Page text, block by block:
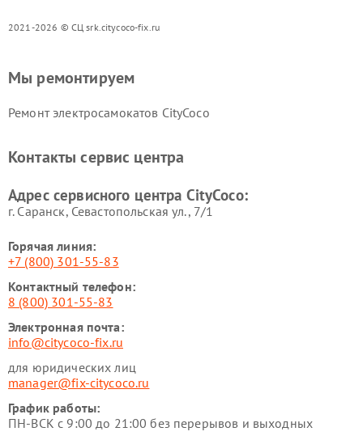
2021-2026 © СЦ srk.citycoco-fix.ru
Мы ремонтируем
Ремонт электросамокатов CityCoco
Контакты сервис центра
Адрес сервисного центра CityCoco:
г. Саранск, Севастопольская ул., 7/1
Горячая линия:
+7 (800) 301-55-83
Контактный телефон:
8 (800) 301-55-83
Электронная почта:
info@citycoco-fix.ru
для юридических лиц
manager@fix-citycoco.ru
График работы:
ПН-ВСК с 9:00 до 21:00 без перерывов и выходных